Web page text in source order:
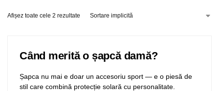
Afișez toate cele 2 rezultate
Când merită o șapcă damă?
Șapca nu mai e doar un accesoriu sport — e o piesă de
stil care combină protecție solară cu personalitate.